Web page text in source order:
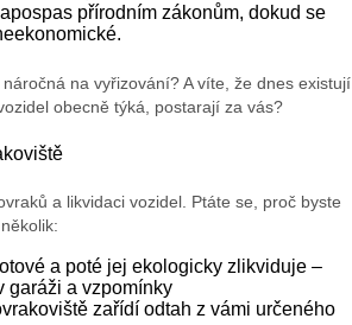
přírodním zákonům, dokud se
na vyřizování? A víte, že dnes existují
obecně týká, postarají za vás?
a likvidaci vozidel. Ptáte se, proč byste
a poté jej ekologicky zlikviduje –
garáži a vzpomínky
zařídí odtah z vámi určeného